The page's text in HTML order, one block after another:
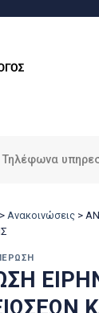
Τηλέφωνα
> Ανακοινώσεις >